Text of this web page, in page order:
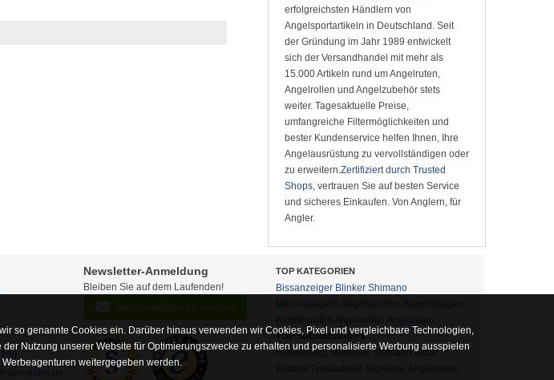
erfolgreichsten Händlern von
Angelsportartikeln in Deutschland. Seit
der Gründung im Jahr 1989 entwickelt
sich der Versandhandel mit mehr als
15.000 Artikeln rund um Angelruten,
Angelrollen und Angelzubehör stets
weiter. Tagesaktuelle Preise,
umfangreiche Filtermöglichkeiten und
bester Kundenservice helfen Ihnen, Ihre
Angelausrüstung zu vervollständigen oder
zu erweitern.Zertifiziert durch Trusted
Shops, vertrauen Sie auf besten Service
und sicheres Einkaufen. Von Anglern, für
Angler.
Newsletter-Anmeldung
Bleiben Sie auf dem Laufenden!
Jetzt Newsletter abonnieren
TOP KATEGORIEN
Bissanzeiger Blinker Shimano
TOP SUCHBEGRIFFE
Forellenteig Multirolle Shimano Rolle
so genannte Cookies ein. Darüber hinaus verwenden wir Cookies, Pixel und vergleichbare Technologien,
Nutzung unserer Website für Optimierungszwecke zu erhalten und personalisierte Werbung ausspielen
weitergegeben werden.